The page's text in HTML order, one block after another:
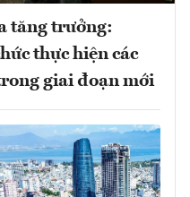
tăng trưởng:
thực hiện các
giai đoạn mới